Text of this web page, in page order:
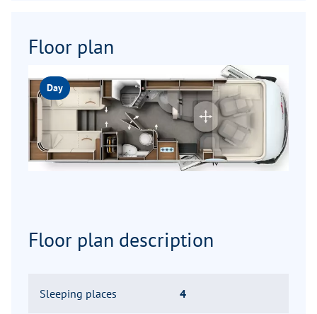
Floor plan
Day
Floor plan description
Sleeping places 4